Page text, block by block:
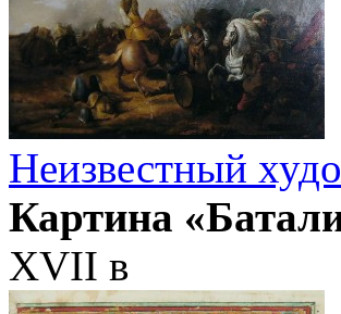
Неизвестный
Картина
ХVII в